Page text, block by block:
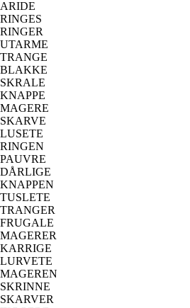
ARIDE
RINGES
RINGER
UTARME
TRANGE
BLAKKE
SKRALE
KNAPPE
MAGERE
SKARVE
LUSETE
RINGEN
PAUVRE
DÅRLIGE
KNAPPEN
TUSLETE
TRANGER
FRUGALE
MAGERER
KARRIGE
LURVETE
MAGEREN
SKRINNE
SKARVER